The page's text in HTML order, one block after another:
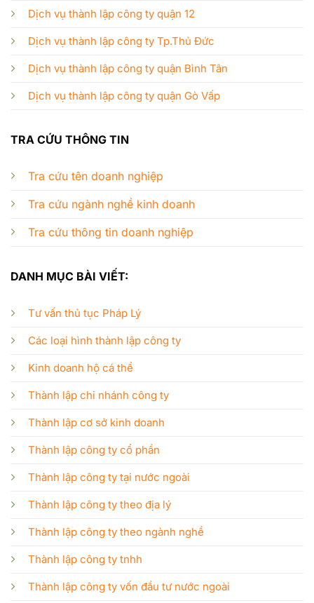
Dịch vụ thành lập công ty quận 12
Dịch vụ thành lập công ty Tp.Thủ Đức
Dịch vụ thành lập công ty quận Bình Tân
Dịch vụ thành lập công ty quận Gò Vấp
TRA CỨU THÔNG TIN
Tra cứu tên doanh nghiệp
Tra cứu ngành nghề kinh doanh
Tra cứu thông tin doanh nghiệp
DANH MỤC BÀI VIẾT:
Tư vấn thủ tục Pháp Lý
Các loại hình thành lập công ty
Kinh doanh hộ cá thể
Thành lập chi nhánh công ty
Thành lập cơ sở kinh doanh
Thành lập công ty cổ phần
Thành lập công ty tại nước ngoài
Thành lập công ty theo địa lý
Thành lập công ty theo ngành nghề
Thành lập công ty tnhh
Thành lập công ty vốn đầu tư nước ngoài